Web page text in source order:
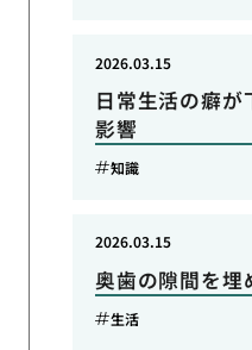
日常生活の癖が
影響
2026.03.15
知識
奥歯の隙間を埋
2026.03.15
生活